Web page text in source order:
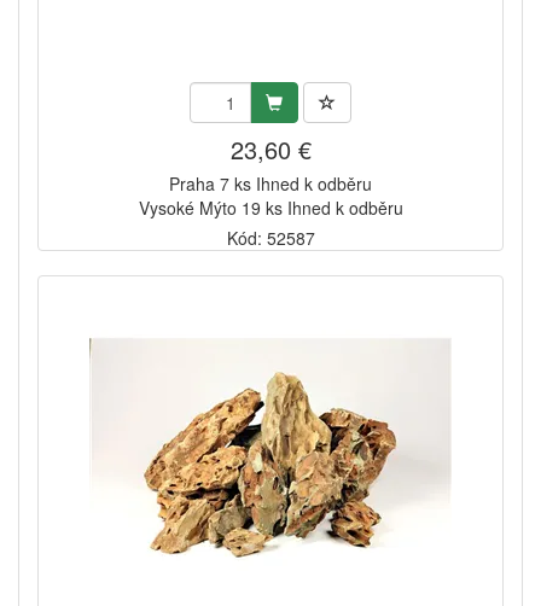
23,60 €
Praha 7 ks Ihned k odběru
Vysoké Mýto 19 ks Ihned k odběru
Kód: 52587